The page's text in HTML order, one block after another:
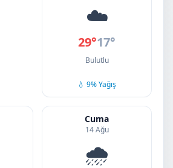
☁️
29°17°
Bulutlu
💧 9% Yağış
Cuma
14 Ağu
🌧️